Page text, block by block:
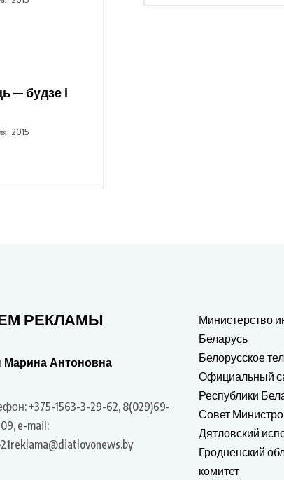
— будзе і
2015
РЕКЛАМЫ
Антоновна
+375-1563-3-29-62, 8(029)69-
e-mail:
Министерство
Беларусь
Белорусское
Официальный
Республики
Совет
Дятловский
Гродненский
комитет